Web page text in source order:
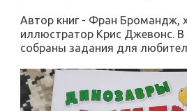
Автор книг - Фран Бромандж,
иллюстратор Крис Джевонс. В
собраны задания для